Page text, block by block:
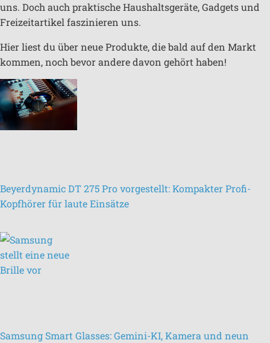
uns. Doch auch praktische Haushaltsgeräte, Gadgets und
Freizeitartikel faszinieren uns.
Hier liest du über neue Produkte, die bald auf den Markt
kommen, noch bevor andere davon gehört haben!
Beyerdynamic DT 275 Pro vorgestellt: Kompakter Profi-
Kopfhörer für laute Einsätze
Samsung Smart Glasses: Gemini-KI, Kamera und neun